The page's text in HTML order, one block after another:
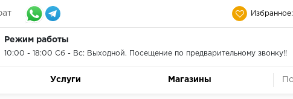
Избранное:
Режим работы
10:00 - 18:00 Сб - Вс: Выходной. Посещение по предварительному звонку!!
Услуги Магазины